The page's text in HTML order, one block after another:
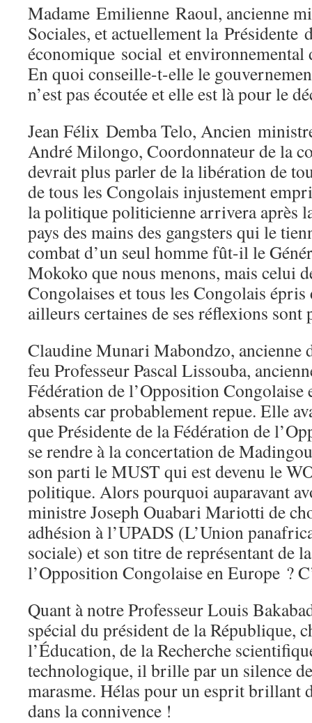
Madame Emilienne Raoul, ancienne
Sociales, et actuellement la Présidente
économique social et
En quoi conseille-t-elle le
n’est pas écoutée et elle est là pour le
Jean Félix Demba Telo, Ancien
André Milongo, Coordonnateur de la
devrait plus parler de la libération de
de tous les Congolais injustement
la politique politicienne arrivera après
pays des mains des gangsters qui le
combat d’un seul homme fût-il le
Mokoko que nous menons, mais celui
Congolaises et tous les Congolais
ailleurs certaines de ses réflexions sont
Claudine Munari Mabondzo, ancienne
feu Professeur Pascal Lissouba,
Fédération de l’Opposition Congolaise
absents car probablement repue. Elle
que Présidente de la Fédération de
se rendre à la concertation de
son parti le MUST qui est devenu le
politique. Alors pourquoi auparavant
ministre Joseph Ouabari Mariotti de
adhésion à l’UPADS (L’Union
sociale) et son titre de représentant de
l’Opposition Congolaise en Europe ?
Quant à notre Professeur Louis
spécial du président de la République,
l’Éducation, de la Recherche
technologique, il brille par un silence
marasme. Hélas pour un esprit brillant
dans la connivence !